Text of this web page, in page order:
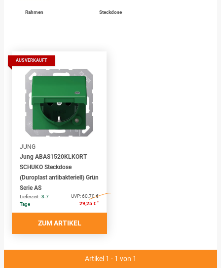
Rahmen Steckdose
AUSVERKAUFT
JUNG
Jung ABAS1520KLKORT
SCHUKO Steckdose
(Duroplast antibakteriell) Grün
Serie AS
Lieferzeit :3-7
Tage
UVP:60,70 €
29,25 € *
ZUM ARTIKEL
Artikel 1 - 1 von 1